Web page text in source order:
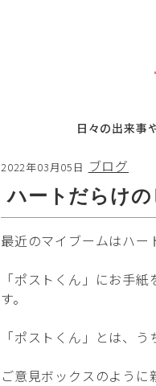
日々の出来事
2022年03月05日 ブログ
ハートだらけの
最近のマイブームはハ
「ポストくん」にお手
す。
「ポストくん」とは、う
ご意見ボックスのよう